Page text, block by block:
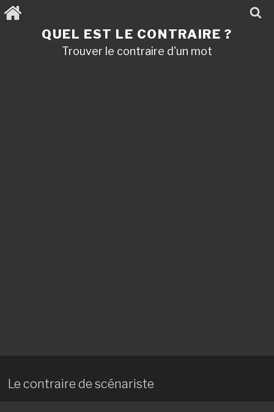
Aller
au
QUEL EST LE CONTRAIRE ?
Trouver le contraire d'un mot
Le contraire de scénariste